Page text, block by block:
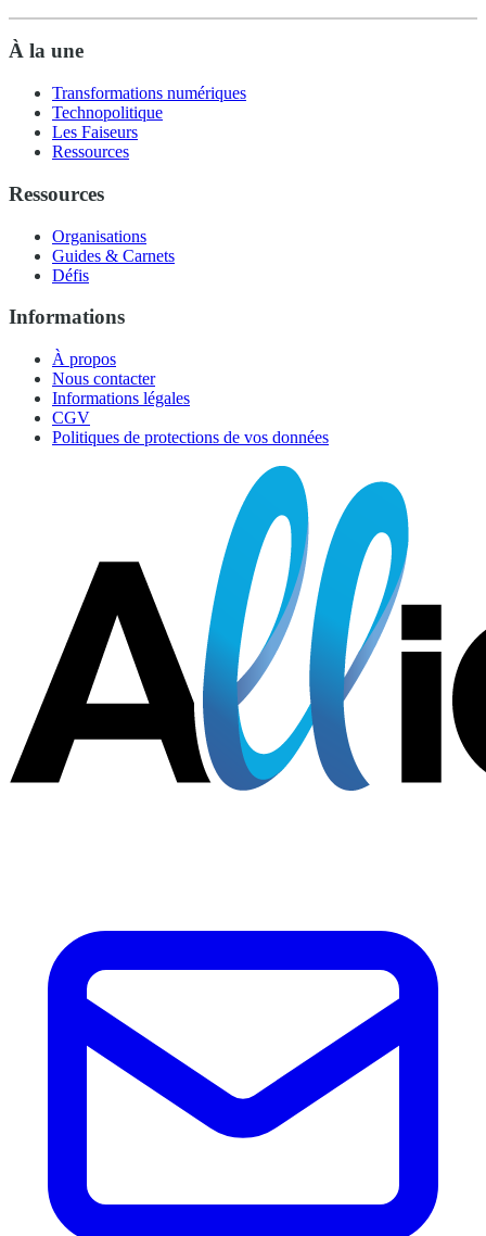
À la une
Transformations numériques
Technopolitique
Les Faiseurs
Ressources
Ressources
Organisations
Guides & Carnets
Défis
Informations
À propos
Nous contacter
Informations légales
CGV
Politiques de protections de vos données